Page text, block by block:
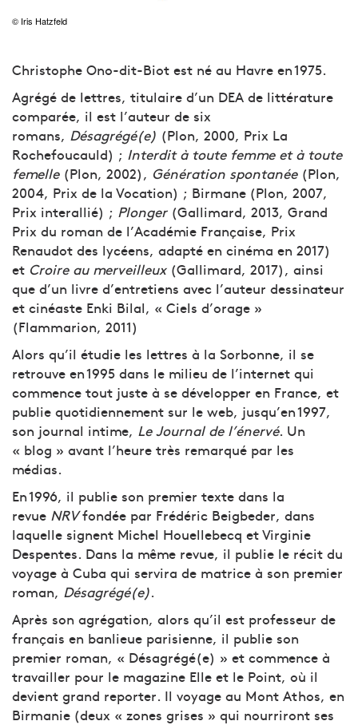
© Iris Hatzfeld
Christophe Ono-dit-Biot est né au Havre en 1975.
Agrégé de lettres, titulaire d’un DEA de littérature
comparée, il est l’auteur de six
romans, Désagrégé(e) (Plon, 2000, Prix La
Rochefoucauld) ; Interdit à toute femme et à toute
femelle(Plon, 2002), Génération spontanée(Plon,
2004, Prix de la Vocation) ; Birmane (Plon, 2007,
Prix interallié) ; Plonger(Gallimard, 2013, Grand
Prix du roman de l’Académie Française, Prix
Renaudot des lycéens, adapté en cinéma en 2017)
et Croire au merveilleux (Gallimard, 2017), ainsi
que d’un livre d’entretiens avec l’auteur dessinateur
et cinéaste Enki Bilal, « Ciels d’orage »
(Flammarion, 2011)
Alors qu’il étudie les lettres à la Sorbonne, il se
retrouve en 1995 dans le milieu de l’internet qui
commence tout juste à se développer en France, et
publie quotidiennement sur le web, jusqu’en 1997,
son journal intime, Le Journal de l’énervé. Un
« blog » avant l’heure très remarqué par les
médias.
En 1996, il publie son premier texte dans la
revue NRVfondée par Frédéric Beigbeder, dans
laquelle signent Michel Houellebecq et Virginie
Despentes. Dans la même revue, il publie le récit du
voyage à Cuba qui servira de matrice à son premier
roman, Désagrégé(e).
Après son agrégation, alors qu’il est professeur de
français en banlieue parisienne, il publie son
premier roman, « Désagrégé(e) » et commence à
travailler pour le magazine Elle et le Point, où il
devient grand reporter. Il voyage au Mont Athos, en
Birmanie (deux « zones grises » qui nourriront ses